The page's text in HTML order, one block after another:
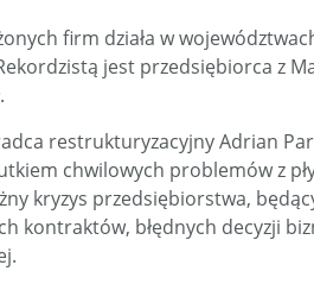
firm działa w
jest przedsiębiorca z
restrukturyzacyjny Adrian
chwilowych problemów z
kryzys przedsiębiorstwa,
kontraktów, błędnych decyzji